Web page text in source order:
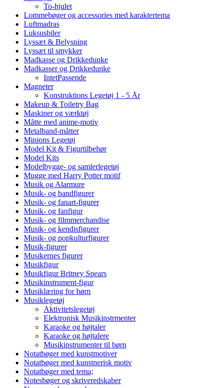
To-hjulet
Lommebøger og accessories med karaktertema
Luftmadras
Luksusbiler
Lyssæt & Belysning
Lyssæt til smykker
Madkasse og Drikkedunke
Madkasser og Drikkedunke
IntetPassende
Magneter
Konstruktions Legetøj 1 - 5 År
Makeup & Toiletry Bag
Maskiner og værktøj
Måtte med anime-motiv
Metalband-måtter
Minions Legetøj
Model Kit & Figurtilbehør
Model Kits
Modelbygge- og samlerlegetøj
Mugge med Harry Potter motif
Musik og Alarmure
Musik- og bandfigurer
Musik- og fanart-figurer
Musik- og fanfigur
Musik- og filmmerchandise
Musik- og kendisfigurer
Musik- og popkulturfigurer
Musik-figurer
Musikernes figurer
Musikfigur
Musikfigur Britney Spears
Musikinstrument-figur
Musiklæring for børn
Musiklegetøj
Aktivitetslegetøj
Elektronisk Musikinstrmenter
Karaoke og højtaler
Karaoke og højtalere
Musikinstrumenter til børn
Notatbøger med kunstmotiver
Notatbøger med kunstnerisk motiv
Notatbøger med tema;
Notesbøger og skriveredskaber